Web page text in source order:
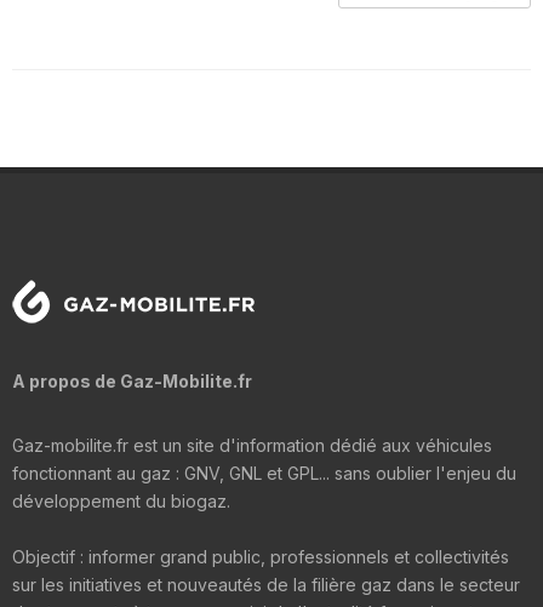
A propos de Gaz-Mobilite.fr
Gaz-mobilite.fr est un site d'information dédié aux véhicules
fonctionnant au gaz : GNV, GNL et GPL... sans oublier l'enjeu du
développement du biogaz.
Objectif : informer grand public, professionnels et collectivités
sur les initiatives et nouveautés de la filière gaz dans le secteur